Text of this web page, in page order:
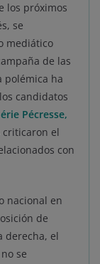
los próximos
se
mediático
de las
polémica ha
candidatos
Pécresse,
criticaron el
con
nacional en
de
derecha, el
se